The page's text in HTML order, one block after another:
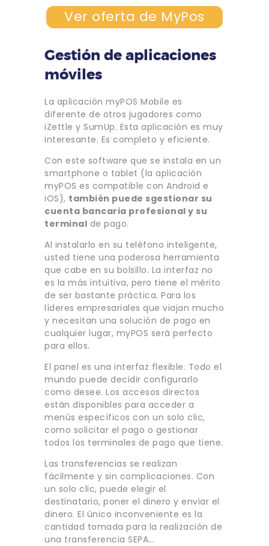
Ver oferta de MyPos
Gestión de aplicaciones
móviles
La aplicación myPOS Mobile es
diferente de otros jugadores como
iZettle y SumUp. Esta aplicación es muy
interesante. Es completo y eficiente.
Con este software que se instala en un
smartphone o tablet (la aplicación
myPOS es compatible con Android e
iOS), también puede sgestionar su
cuenta bancaria profesional y su
terminal de pago.
Al instalarlo en su teléfono inteligente,
usted tiene una poderosa herramienta
que cabe en su bolsillo. La interfaz no
es la más intuitiva, pero tiene el mérito
de ser bastante práctica. Para los
líderes empresariales que viajan mucho
y necesitan una solución de pago en
cualquier lugar, myPOS será perfecto
para ellos.
El panel es una interfaz flexible. Todo el
mundo puede decidir configurarlo
como desee. Los accesos directos
están disponibles para acceder a
menús específicos con un solo clic,
como solicitar el pago o gestionar
todos los terminales de pago que tiene.
Las transferencias se realizan
fácilmente y sin complicaciones. Con
un solo clic, puede elegir el
destinatario, poner el dinero y enviar el
dinero. El único inconveniente es la
cantidad tomada para la realización de
una transferencia SEPA…